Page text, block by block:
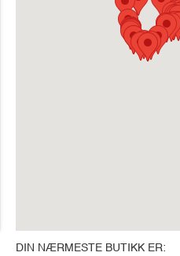
DIN NÆRMESTE BUTIKK ER: